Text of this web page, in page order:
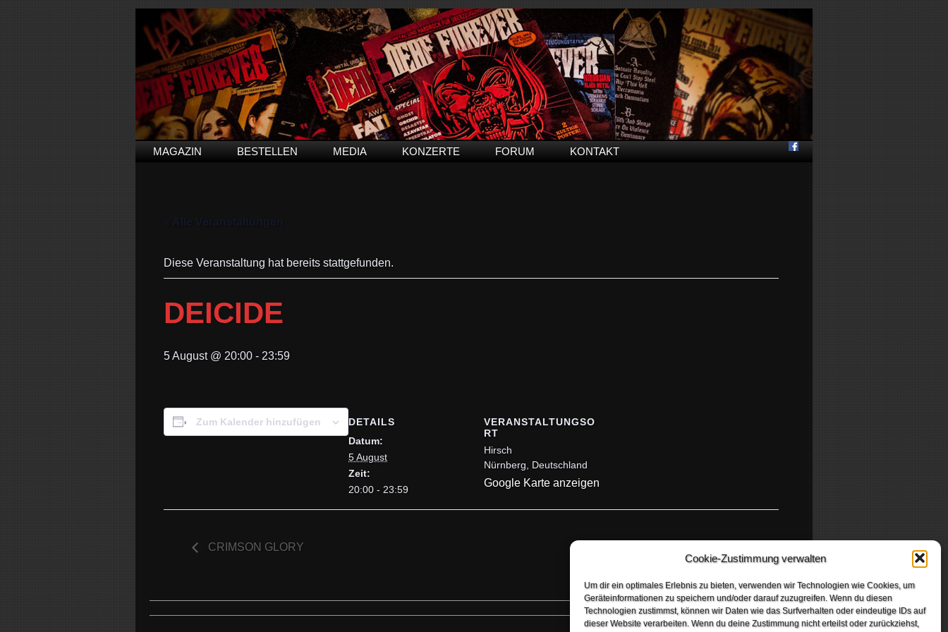
Cookie-Zustimmung verwalten
Um dir ein optimales Erlebnis zu bieten, verwenden wir Technologien wie Cookies, um
Geräteinformationen zu speichern und/oder darauf zuzugreifen. Wenn du diesen
Technologien zustimmst, können wir Daten wie das Surfverhalten oder eindeutige IDs auf
dieser Website verarbeiten. Wenn du deine Zustimmung nicht erteilst oder zurückziehst,
MAGAZIN BESTELLEN MEDIA KONZERTE FORUM KONTAKT
« Alle Veranstaltungen
Diese Veranstaltung hat bereits stattgefunden.
DEICIDE
5 August @ 20:00 - 23:59
Zum Kalender hinzufügen
DETAILS
Datum:
5 August
Zeit:
20:00 - 23:59
VERANSTALTUNGSO
RT
Hirsch
Nürnberg
Deutschland
Google Karte anzeigen
CRIMSON GLORY